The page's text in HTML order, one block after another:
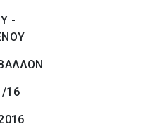
-
16